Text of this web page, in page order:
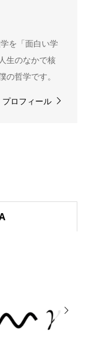
を「面白い学
生のなかで核
の哲学です。
プロフィール
